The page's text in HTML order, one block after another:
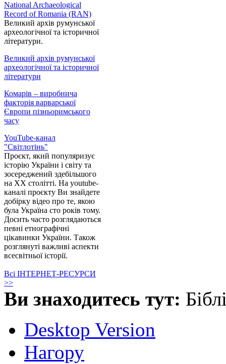
National Archaeological
Record of Romania (RAN)
Великий архів румунської
археологічної та історичної
літератури.
Великий архів румунської
археологічної та історичної
літератури
Комарів – виробнича
факторія варварської
Європи пізньоримського
часу
YouTube-канал
"Світлотінь"
Проєкт, який популяризує
історію України і світу та
зосереджений здебільшого
на XX столітті. На youtube-
каналі проєкту Ви знайдете
добірку відео про те, якою
була Україна сто років тому.
Досить часто розглядаються
певні етнографічні
цікавинки України. Також
розглянуті важливі аспекти
всесвітньої історії.
Всі ІНТЕРНЕТ-РЕСУРСИ
>>
Ви знаходитесь тут:
Desktop Version
Нагору